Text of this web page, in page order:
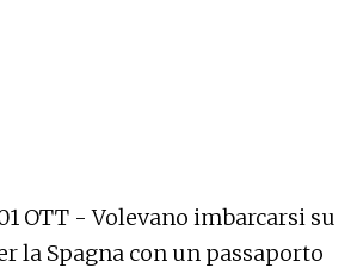
OTT - Volevano imbarcarsi su
la Spagna con un passaporto